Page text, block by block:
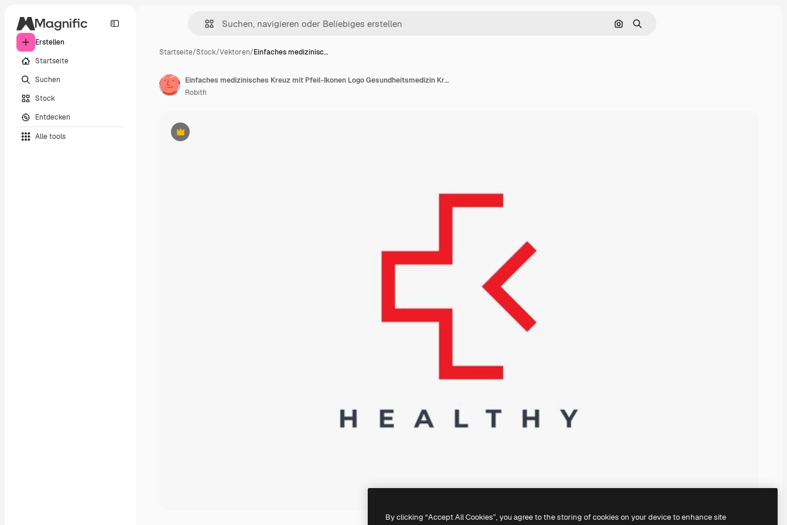
Erstellen
Startseite
Suchen
Stock
Entdecken
Alle tools
Nach Bild suchen
Suchen
Startseite/Stock/Vektoren/Einfaches medizinisc…
Premium
Einfaches medizinisches Kreuz mit Pfeil-Ikonen Logo Gesundheitsmedizin Krankenhaus Arzt Apotheke Klinik Hilfe
Robith
By clicking “Accept All Cookies”, you agree to the storing of cookies on your device to enhance site